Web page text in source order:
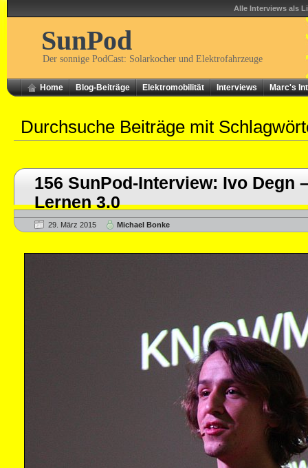
Alle Interviews als
SunPod
Der sonnige PodCast: Solarkocher und Elektrofahrzeuge
Home Blog-Beiträge Elektromobilität Interviews Marc's
Durchsuche Beiträge mit
156 SunPod-Interview: Ivo Degn
Lernen 3.0
29. März 2015 Michael Bonke